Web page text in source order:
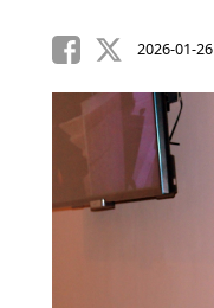
2026-01-26